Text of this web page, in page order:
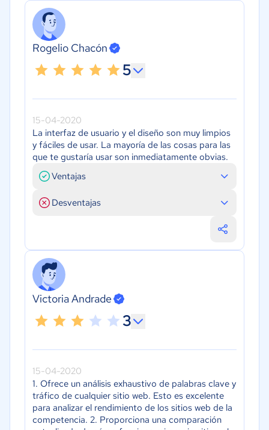
Rogelio Chacón
5
15-04-2020
La interfaz de usuario y el diseño son muy limpios
y fáciles de usar. La mayoría de las cosas para las
que te gustaría usar son inmediatamente obvias.
Ventajas
Desventajas
Victoria Andrade
3
15-04-2020
1. Ofrece un análisis exhaustivo de palabras clave y
tráfico de cualquier sitio web. Esto es excelente
para analizar el rendimiento de los sitios web de la
competencia. 2. Proporciona una comparación